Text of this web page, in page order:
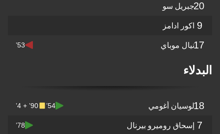
20جبريل سو
9 اكور ادامز
17نيال موباي 53’
البدلاء
18لوسيان أغومي 54’
90’ + 4’
7 إسحاق روميرو بيرنال 78’